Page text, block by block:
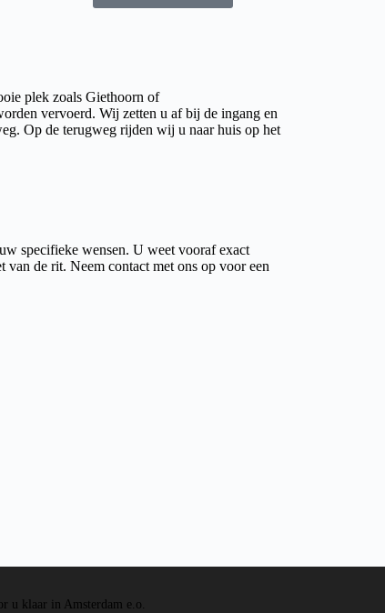
plek zoals Giethoorn of
vervoerd. Wij zetten u af bij de ingang en
Op de terugweg rijden wij u naar huis op het
specifieke wensen. U weet vooraf exact
de rit. Neem contact met ons op voor een
u klaar in Amsterdam e.o.